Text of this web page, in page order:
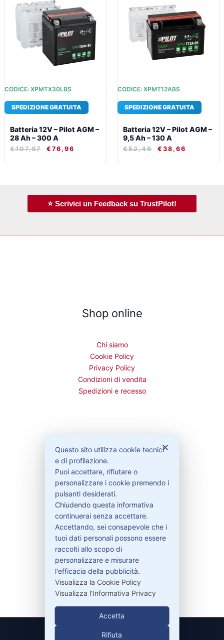
CODICE: XPMTX30LBS
SPEDIZIONE GRATUITA
Batteria 12V – Pilot AGM –
28 Ah – 300 A
€107,97
ORIGINALE
ERA:
€107,97.
€ 76,96
ATTUALE
È:
€76,96.
CODICE: XPMT12ABS
SPEDIZIONE GRATUITA
Batteria 12V – Pilot AGM –
9,5 Ah – 130 A
€52,46
ORIGINALE
ERA:
€52,46.
€ 38,66
È:
€38,66.
⭐ Scrivici un Feedback su TrustPilot!
Shop online
Chi siamo
Cookie Policy
Privacy Policy
Condizioni di vendita
Spedizioni e recesso
Contattaci
Garanzie
Contatti
329-30.78.513
info@pitdriver.com
✕
Questo sito utilizza cookie tecnici
e di profilazione.
Puoi accettare, rifiutare o
personalizzare i cookie premendo i
pulsanti desiderati.
Chiudendo questa informativa
continuerai senza accettare.
Accettando, sei consapevole che i
tuoi dati personali possono essere
raccolti allo scopo di
personalizzare e misurare
l'efficacia della pubblicità.
Visualizza la Cookie Policy
Visualizza l'Informativa Privacy
Accetta
Rifiuta